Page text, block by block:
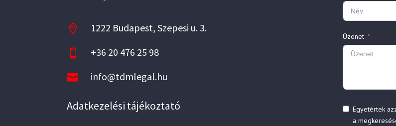
 1222 Budapest, Szepesi u. 3.
 +36 20 476 25 98
 info@tdmlegal.hu
Adatkezelési tájékoztató
Üzenet
Egyetértek
a